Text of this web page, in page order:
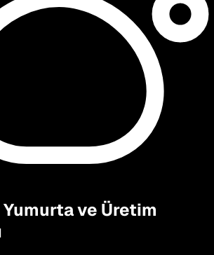
Yumurta ve Üretim